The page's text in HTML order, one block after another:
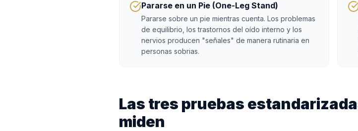
Pararse en un Pie (One-Leg Stand)
Pararse sobre un pie mientras cuenta. Los problemas
de equilibrio, los trastornos del oído interno y los
nervios producen "señales" de manera rutinaria en
personas sobrias.
Las tres pruebas
miden